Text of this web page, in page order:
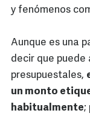
y fenómenos
Aunque es una
decir que puede
presupuestales,
un monto
habitualmente;